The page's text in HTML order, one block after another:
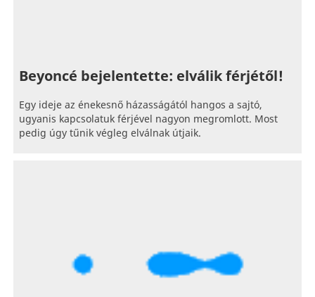
Beyoncé bejelentette: elválik férjétől!
Egy ideje az énekesnő házasságától hangos a sajtó,
ugyanis kapcsolatuk férjével nagyon megromlott. Most
pedig úgy tűnik végleg elválnak útjaik.